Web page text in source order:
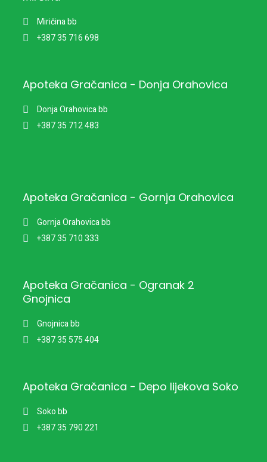
Miričina bb
+387 35 716 698
Apoteka Gračanica - Donja Orahovica
Donja Orahovica bb
+387 35 712 483
Apoteka Gračanica - Gornja Orahovica
Gornja Orahovica bb
+387 35 710 333
Apoteka Gračanica - Ogranak 2
Gnojnica
Gnojnica bb
+387 35 575 404
Apoteka Gračanica - Depo lijekova Soko
Soko bb
+387 35 790 221